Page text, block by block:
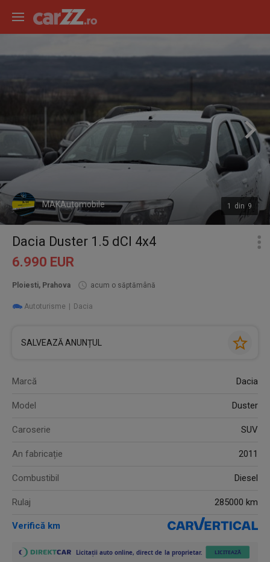
1 din 9
MAKAutomobile
Dacia Duster 1.5 dCI 4x4
6.990 EUR
Ploiesti, Prahova acum o săptămână
Autoturisme Dacia
SALVEAZĂ ANUNȚUL
Marcă Dacia
Model Duster
Caroserie SUV
An fabricație 2011
Combustibil Diesel
Rulaj 285000 km
Verifică km